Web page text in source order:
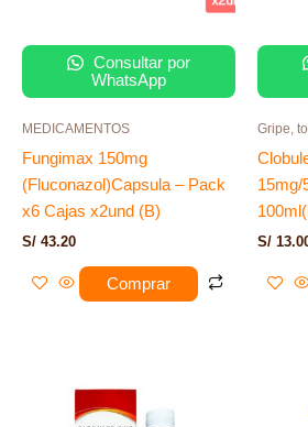
Consultar por
WhatsApp
MEDICAMENTOS
Fungimax 150mg
(Fluconazol)Capsula – Pack
x6 Cajas x2und (B)
S/ 43.20
Comprar
Gripe,
15mg/
S/